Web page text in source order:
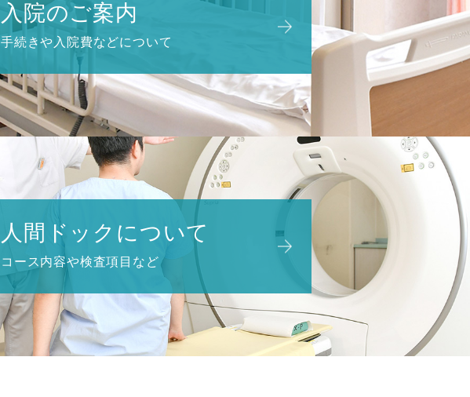
入院のご案内
手続きや入院費などについて
人間ドックについて
コース内容や検査項目など